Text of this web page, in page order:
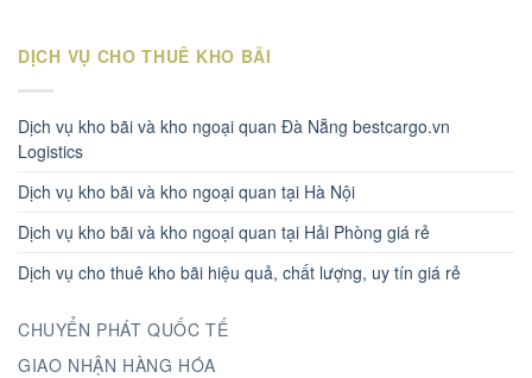
DỊCH VỤ CHO THUÊ KHO BÃI
Dịch vụ kho bãi và kho ngoại quan Đà Nẵng bestcargo.vn
Logistics
Dịch vụ kho bãi và kho ngoại quan tại Hà Nội
Dịch vụ kho bãi và kho ngoại quan tại Hải Phòng giá rẻ
Dịch vụ cho thuê kho bãi hiệu quả, chất lượng, uy tín giá rẻ
CHUYỂN PHÁT QUỐC TẾ
GIAO NHẬN HÀNG HÓA